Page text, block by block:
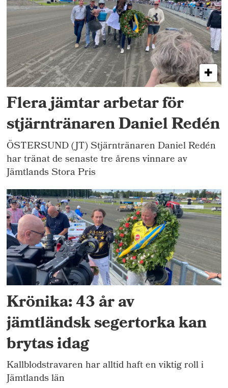
Flera jämtar arbetar för
stjärntränaren Daniel Redén
ÖSTERSUND (JT) Stjärntränaren Daniel Redén
har tränat de senaste tre årens vinnare av
Jämtlands Stora Pris
Krönika: 43 år av
jämtländsk segertorka kan
brytas idag
Kallblodstravaren har alltid haft en viktig roll i
Jämtlands län